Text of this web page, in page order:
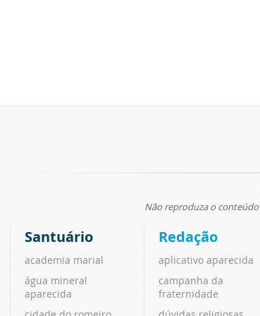
Não reproduza o
Santuário
academia marial
água mineral
aparecida
Redação
aplicativo aparecida
campanha da
fraternidade